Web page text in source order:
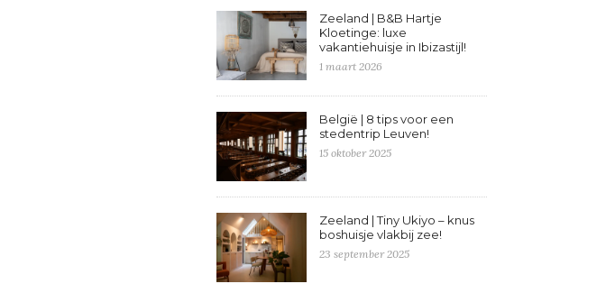
Zeeland | B&B Hartje
Kloetinge: luxe
vakantiehuisje in Ibizastijl!
1 maart 2026
België | 8 tips voor een
stedentrip Leuven!
15 oktober 2025
Zeeland | Tiny Ukiyo – knus
boshuisje vlakbij zee!
23 september 2025